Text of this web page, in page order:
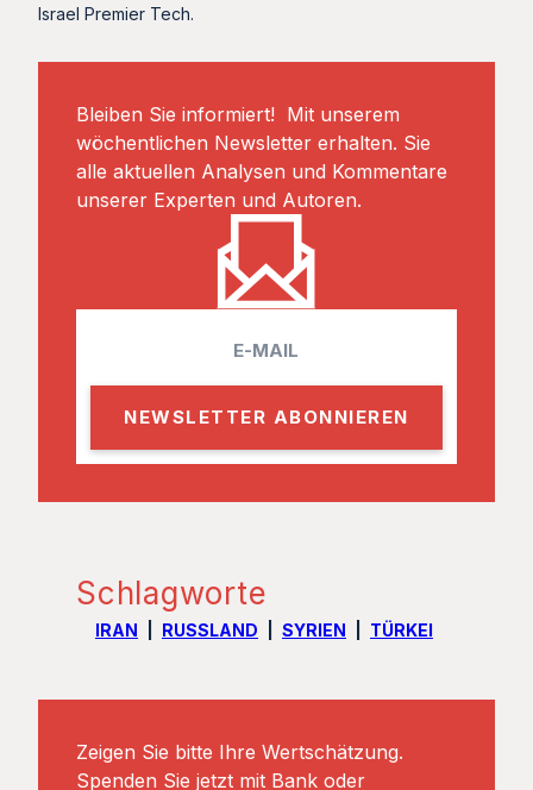
Israel Premier Tech.
Bleiben Sie informiert! Mit unserem
wöchentlichen Newsletter erhalten. Sie
alle aktuellen Analysen und Kommentare
unserer Experten und Autoren.
a
l
Schlagworte
IRAN RUSSLAND SYRIEN TÜRKEI
Zeigen Sie bitte Ihre Wertschätzung.
Spenden Sie jetzt mit Bank oder